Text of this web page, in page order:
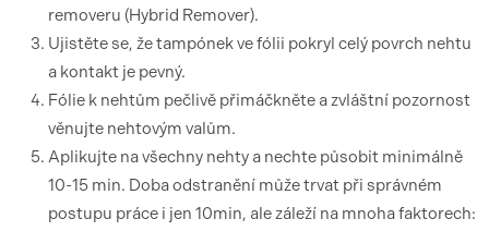
removeru (Hybrid Remover).
Ujistěte se, že tampónek ve fólii pokryl celý povrch nehtu
a kontakt je pevný.
Fólie k nehtům pečlivě přimáčkněte a zvláštní pozornost
věnujte nehtovým valům.
Aplikujte na všechny nehty a nechte působit minimálně
10-15 min. Doba odstranění může trvat při správném
postupu práce i jen 10min, ale záleží na mnoha faktorech: